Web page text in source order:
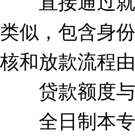
类似，包含身
核和放款流程
贷款额度与
全日制本专